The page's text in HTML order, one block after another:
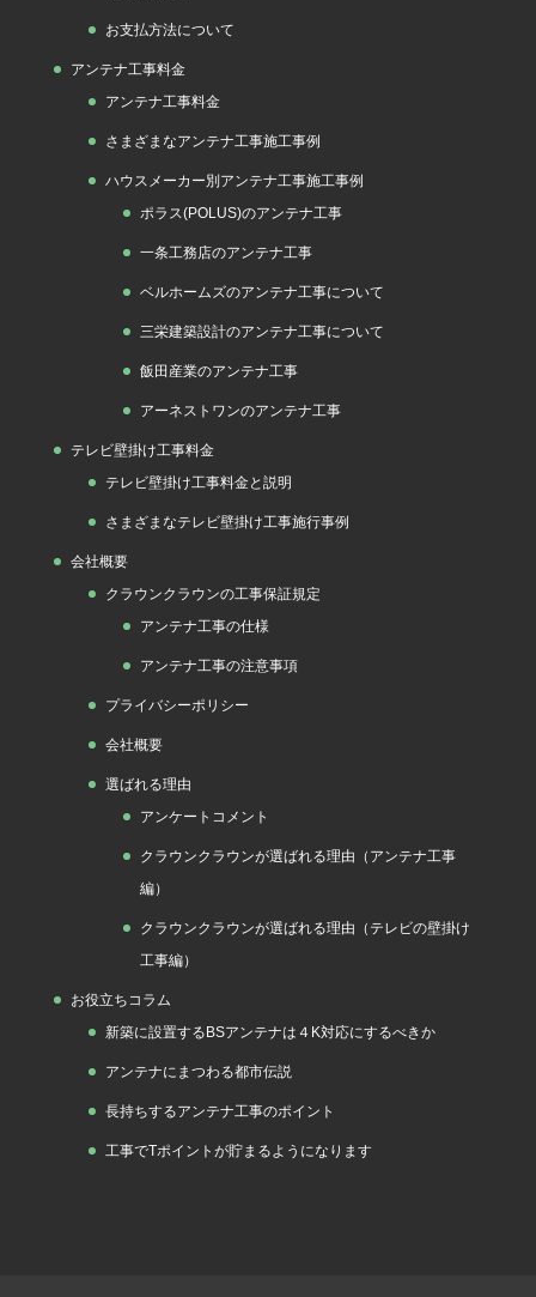
お支払方法について
アンテナ工事料金
アンテナ工事料金
さまざまなアンテナ工事施工事例
ハウスメーカー別アンテナ工事施工事例
ポラス(POLUS)のアンテナ工事
一条工務店のアンテナ工事
ベルホームズのアンテナ工事について
三栄建築設計のアンテナ工事について
飯田産業のアンテナ工事
アーネストワンのアンテナ工事
テレビ壁掛け工事料金
テレビ壁掛け工事料金と説明
さまざまなテレビ壁掛け工事施行事例
会社概要
クラウンクラウンの工事保証規定
アンテナ工事の仕様
アンテナ工事の注意事項
プライバシーポリシー
会社概要
選ばれる理由
アンケートコメント
クラウンクラウンが選ばれる理由（アンテナ工事
編）
クラウンクラウンが選ばれる理由（テレビの壁掛け
工事編）
お役立ちコラム
新築に設置するBSアンテナは４K対応にするべきか
アンテナにまつわる都市伝説
長持ちするアンテナ工事のポイント
工事でTポイントが貯まるようになります